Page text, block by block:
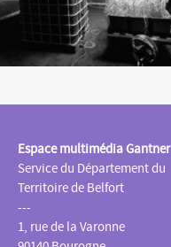
Espace multimédia Gantner
Service du Département du
Territoire de Belfort
---
1, rue de la Varonne